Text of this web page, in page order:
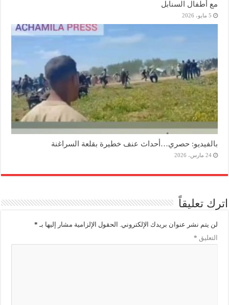
مع أطفال السنابل
5 مايو، 2026
بالفيديو: حصري…أحداث عنف خطيرة بقلعة السراغنة
24 مارس، 2026
اترك تعليقاً
لن يتم نشر عنوان بريدك الإلكتروني. الحقول الإلزامية مشار إليها بـ *
التعليق *